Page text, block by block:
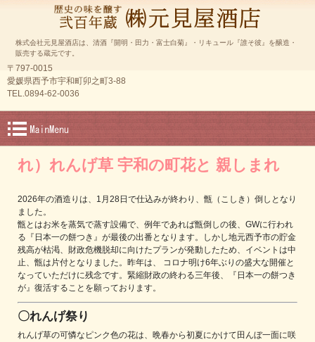
株式会社元見屋酒店は、清酒『開明・田力・富士白菊』・リキュール『誰そ彼』を醸造・
販売する蔵元です。
〒797-0015
愛媛県西予市宇和町卯之町3-88
TEL.0894-62-0036
れ）れんげ草 宇和の町花と 親しまれ
2026年の酒造りは、1月28日で仕込みが終わり、甑（こしき）倒しとなり
ました。
甑とはお米を蒸気で蒸す設備で、例年であれば甑倒しの後、GWに行われ
る『日本一の餅つき』が最後の出番となります。しかし地元西予市の貯金
残高が枯渇、財政危機脱却に向けたプランが発動したため、イベントは中
止、甑は片付となりました。昨年は、 コロナ明け6年ぶりの盛大な開催と
なっていただけに残念です。緊縮財政の終わる三年後、『日本一の餅つき
が』復活することを願っております。
〇れんげ祭り
れんげ草の可憐なピンク色の花は、晩春から初夏にかけて田んぼ一面に咲